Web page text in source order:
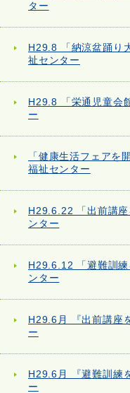
ター
H29.8 「納涼盆踊り
祉センター
H29.8 「栄通児童会
ー
「健康生活フェアを
福祉センター
H29.6.22 「出前講
ンター
H29.6.12 「避難訓
ンター
H29.6月 『出前講座
ー
H29.6月 『避難訓練
ー